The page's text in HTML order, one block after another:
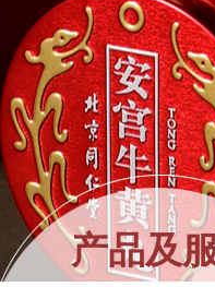
产品及